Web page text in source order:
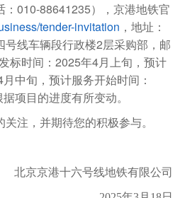
010-88641235） ， 京港地铁官
tender-invitation ，地址：
号线车辆段行政楼2层采购部，邮
标时间： 2025年4月上旬，预计
月中旬，预计服务开始时间：
项目的进度有所变动。
注，并期待您的积极参与。
北京京港十六号线地铁有限公司